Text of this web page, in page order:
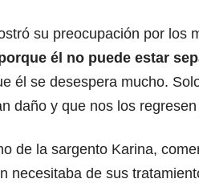
su preocupación por los
él no puede estar
él se desespera mucho.
daño y que nos los regresen
de la sargento Karina,
necesitaba de sus